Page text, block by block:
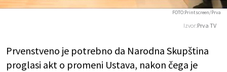
Izvor:Prva TV
FOTO:Printscreen/Prva
Prvenstveno je potrebno da Narodna Skupština
proglasi akt o promeni Ustava, nakon čega je